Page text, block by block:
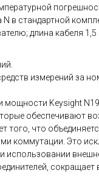
в стандартной
длина кабеля
измерений за
мощности Keysight
обеспечивают
того, что
коммутации. Это
сокращает